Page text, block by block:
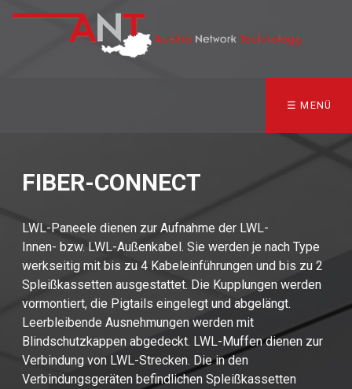
☰ MENÜ
FIBER-CONNECT
LWL-Paneele dienen zur Aufnahme der LWL-
Innen- bzw. LWL-Außenkabel. Sie werden je nach Type
werkseitig mit bis zu 4 Kabeleinführungen und bis zu 2
Spleißkassetten ausgestattet. Die Kupplungen werden
vormontiert, die Pigtails eingelegt und abgelängt.
Leerbleibende Ausnehmungen werden mit
Blindschutzkappen abgedeckt. LWL-Muffen dienen zur
Verbindung von LWL-Strecken. Die in den
Verbindungsgeräten befindlichen Spleißkassetten